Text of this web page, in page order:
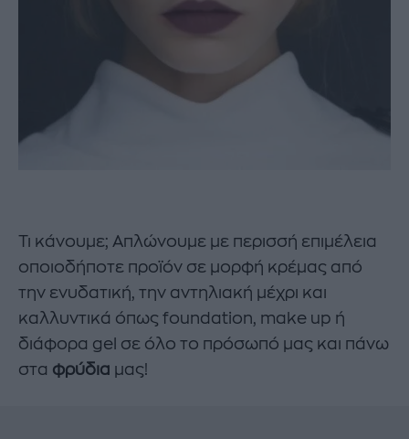
Τι κάνουμε; Απλώνουμε με περισσή επιμέλεια
οποιοδήποτε προϊόν σε μορφή κρέμας από
την ενυδατική, την αντηλιακή μέχρι και
καλλυντικά όπως foundation, make up ή
διάφορα gel σε όλο το πρόσωπό μας και πάνω
στα φρύδια μας!